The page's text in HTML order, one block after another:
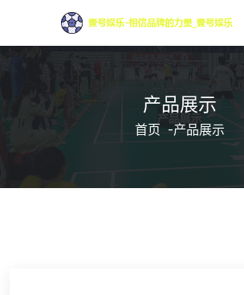
产品展示
首页 -产品展示